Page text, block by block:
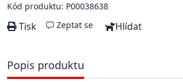
Kód produktu: P00038638
Tisk Zeptat se Hlídat
Popis produktu